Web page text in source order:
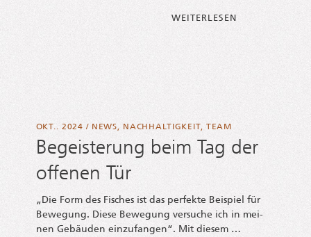
WEI­TER­LE­SEN
OKT.. 2024 / NEWS, NACHHALTIGKEIT , TEAM
Begeisterung beim Tag der
offenen Tür
„Die Form des Fisches ist das per­fek­te Bei­spiel für
Bewe­gung. Die­se Bewe­gung ver­su­che ich in mei­
nen Gebäu­den ein­zu­fan­gen“. Mit diesem …